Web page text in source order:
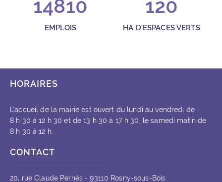
14810
EMPLOIS
120
HA D'ESPACES VERTS
HORAIRES
L’accueil de la mairie est ouvert du lundi au vendredi de
8 h 30 à 12 h 30 et de 13 h 30 à 17 h 30, le samedi matin de
8 h 30 à 12 h.
CONTACT
20, rue Claude Pernès - 93110 Rosny-sous-Bois